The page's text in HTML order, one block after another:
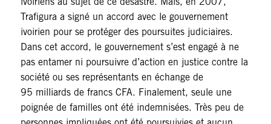
Trafigura a signé un accord avec le gouvernement
ivoirien pour se protéger des poursuites judiciaires.
Dans cet accord, le gouvernement s’est engagé à ne
pas entamer ni poursuivre d’action en justice contre la
société ou ses représentants en échange de
95 milliards de francs CFA. Finalement, seule une
poignée de familles ont été indemnisées. Très peu de